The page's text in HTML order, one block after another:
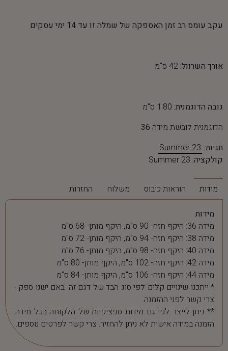
עקב עומס רב זמן האספקה של שמלה זו עד 14 ימי עסקים
אורך השרוול: 42 ס"מ
גובה הדוגמנית: 1.80 ס"מ
הדוגמנית לובשת מידה 36
תגיות: Summer 23
קולקציה: Summer 23
מידות הוראות כיבוס משלוח החזרות
מידות
מידה 36: היקף חזה- 90 ס"מ, היקף מותן- 68 ס"מ
מידה 38: היקף חזה- 94 ס"מ, היקף מותן- 72 ס"מ
מידה 40: היקף חזה- 98 ס"מ, היקף מותן- 76 ס"מ
מידה 42: היקף חזה- 102 ס"מ, היקף מותן- 80 ס"מ
מידה 44: היקף חזה- 106 ס"מ, היקף מותן- 84 ס"מ
* ייתכנו שינויים קלים לפי סוג הבד של דגם זה. באם ישנו ספק -
צרי קשר לפני ההזמנה.
** ניתן לייצר לפי גם מידות ספציפיות של הלקוחה בכל מידה.
הזמנה במידה אישית לא ניתן להחזיר. צרי קשר לפרטים נוספים.